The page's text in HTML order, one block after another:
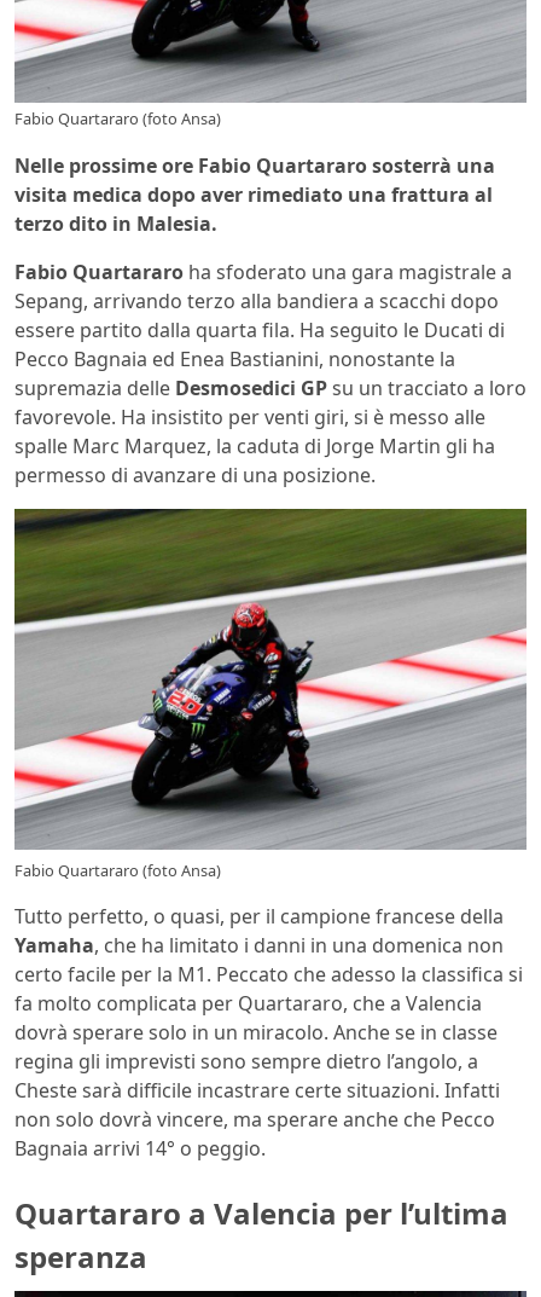
Fabio Quartararo (foto Ansa)
Nelle prossime ore Fabio Quartararo sosterrà una
visita medica dopo aver rimediato una frattura al
terzo dito in Malesia.
Fabio Quartararo ha sfoderato una gara magistrale a
Sepang, arrivando terzo alla bandiera a scacchi dopo
essere partito dalla quarta fila. Ha seguito le Ducati di
Pecco Bagnaia ed Enea Bastianini, nonostante la
supremazia delle Desmosedici GPsu un tracciato a loro
favorevole. Ha insistito per venti giri, si è messo alle
spalle Marc Marquez, la caduta di Jorge Martin gli ha
permesso di avanzare di una posizione.
Fabio Quartararo (foto Ansa)
Tutto perfetto, o quasi, per il campione francese della
Yamaha, che ha limitato i danni in una domenica non
certo facile per la M1. Peccato che adesso la classifica si
fa molto complicata per Quartararo, che a Valencia
dovrà sperare solo in un miracolo. Anche se in classe
regina gli imprevisti sono sempre dietro l’angolo, a
Cheste sarà difficile incastrare certe situazioni. Infatti
non solo dovrà vincere, ma sperare anche che Pecco
Bagnaia arrivi 14° o peggio.
Quartararo a Valencia per l’ultima
speranza